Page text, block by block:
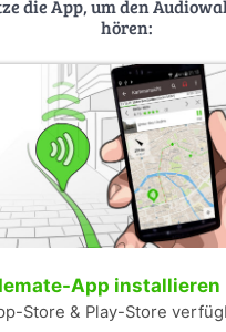
die App, um den
hören:
App installieren
Store & Play-Store